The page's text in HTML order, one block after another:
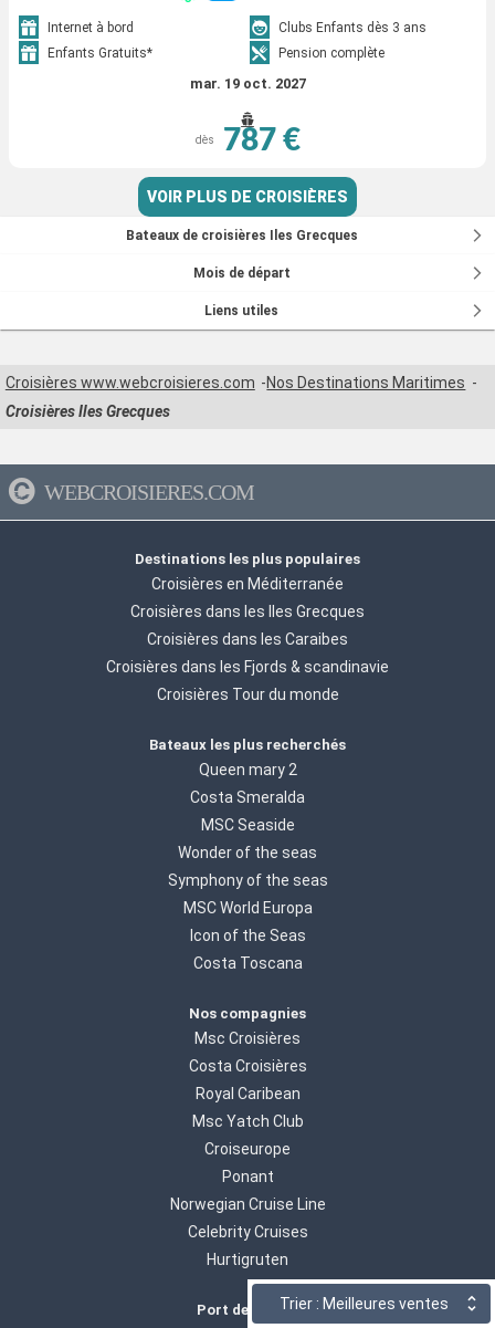
Trier : Meilleures ventes
Internet à bord
Clubs Enfants dès 3 ans
Enfants Gratuits*
Pension complète
mar. 19 oct. 2027
dès 787 €
VOIR PLUS DE CROISIÈRES
Bateaux de croisières Iles Grecques
Mois de départ
Liens utiles
Croisières www.webcroisieres.com
Nos Destinations Maritimes
Croisières Iles Grecques
WEBCROISIERES.COM
Destinations les plus populaires
Croisières en Méditerranée
Croisières dans les Iles Grecques
Croisières dans les Caraibes
Croisières dans les Fjords & scandinavie
Croisières Tour du monde
Bateaux les plus recherchés
Queen mary 2
Costa Smeralda
MSC Seaside
Wonder of the seas
Symphony of the seas
MSC World Europa
Icon of the Seas
Costa Toscana
Nos compagnies
Msc Croisières
Costa Croisières
Royal Caribean
Msc Yatch Club
Croiseurope
Ponant
Norwegian Cruise Line
Celebrity Cruises
Hurtigruten
Port de départ